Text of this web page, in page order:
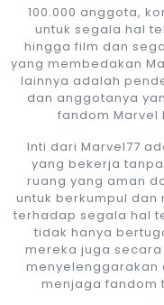
100.000 anggota,
untuk segala hal
hingga film dan
yang membedakan
lainnya adalah
dan anggotanya
fandom Marvel
Inti dari Marvel77
yang bekerja
ruang yang aman
untuk berkumpul dan
terhadap segala hal
tidak hanya
mereka juga
menyelenggarakan
menjaga fandom